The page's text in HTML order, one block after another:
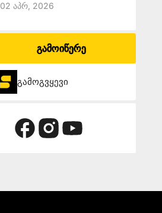
02 Აპრ, 2026
გამოიწერე
გამოგვყევი